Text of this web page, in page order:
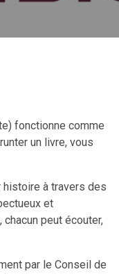
fonctionne comme
un livre, vous
histoire à travers des
et
peut écouter,
par le Conseil de